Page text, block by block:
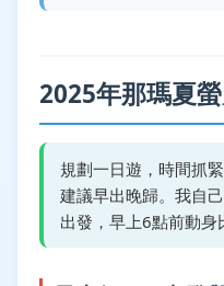
2025年那瑪夏
規劃一日遊，時間抓
建議早出晚歸。我自
出發，早上6點前動身